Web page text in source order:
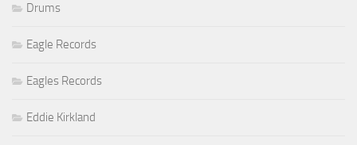
Drums
Eagle Records
Eagles Records
Eddie Kirkland